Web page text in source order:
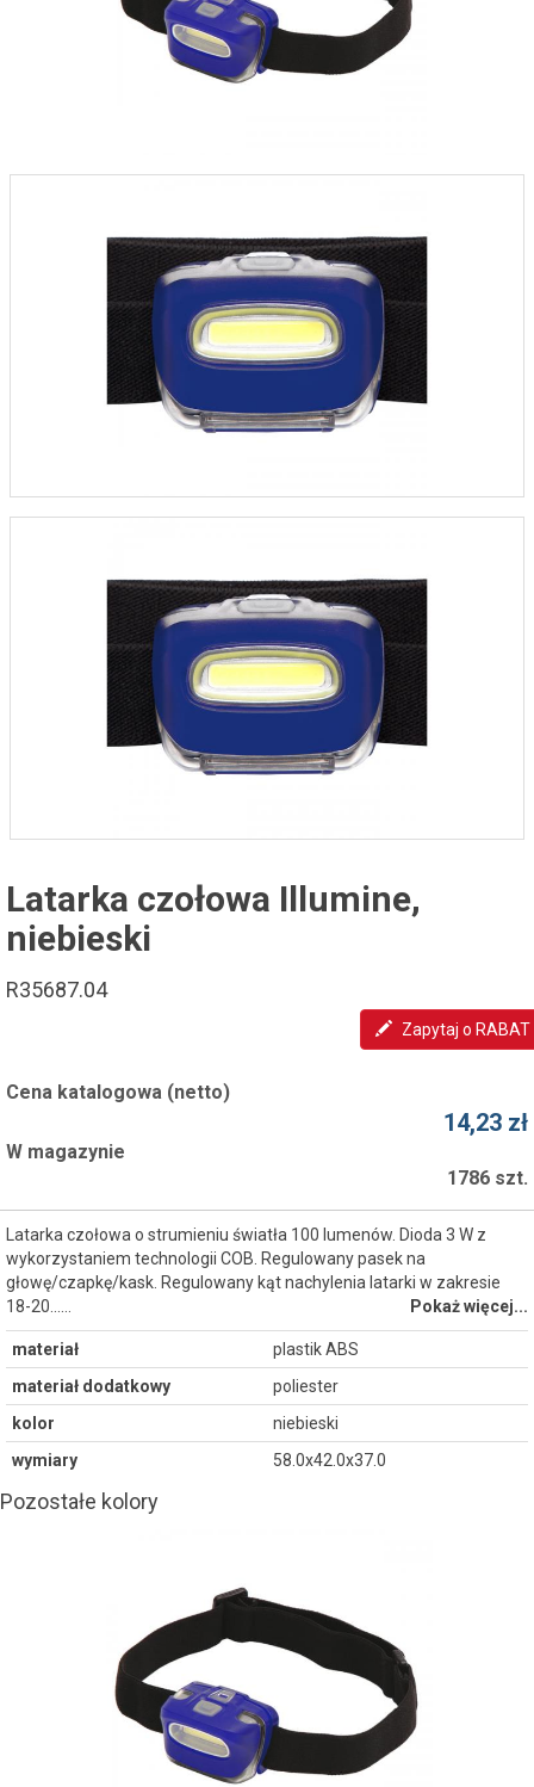
Latarka czołowa Illumine,
niebieski
R35687.04
Zapytaj o RABAT
Cena katalogowa (netto)
14,23 zł
W magazynie
1786 szt.
Latarka czołowa o strumieniu światła 100 lumenów. Dioda 3 W z
wykorzystaniem technologii COB. Regulowany pasek na
głowę/czapkę/kask. Regulowany kąt nachylenia latarki w zakresie
18-20...…
Pokaż więcej...
materiał
plastik ABS
materiał dodatkowy
poliester
kolor
niebieski
wymiary
58.0x42.0x37.0
Pozostałe kolory